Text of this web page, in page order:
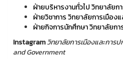
ฝ่ายบริหารงานทั่วไป วิทยาลัยก
ฝ่ายวิชาการ วิทยาลัยการเมือง
ฝ่ายกิจการนักศึกษา วิทยาลัยก
Instagramวิทยาลัยการเมืองและการ
and Government